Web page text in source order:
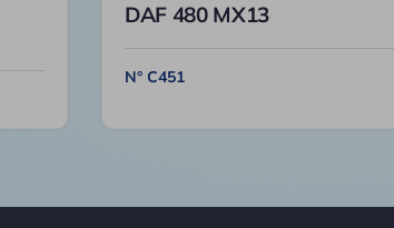
DAF 480 MX13
N° C451